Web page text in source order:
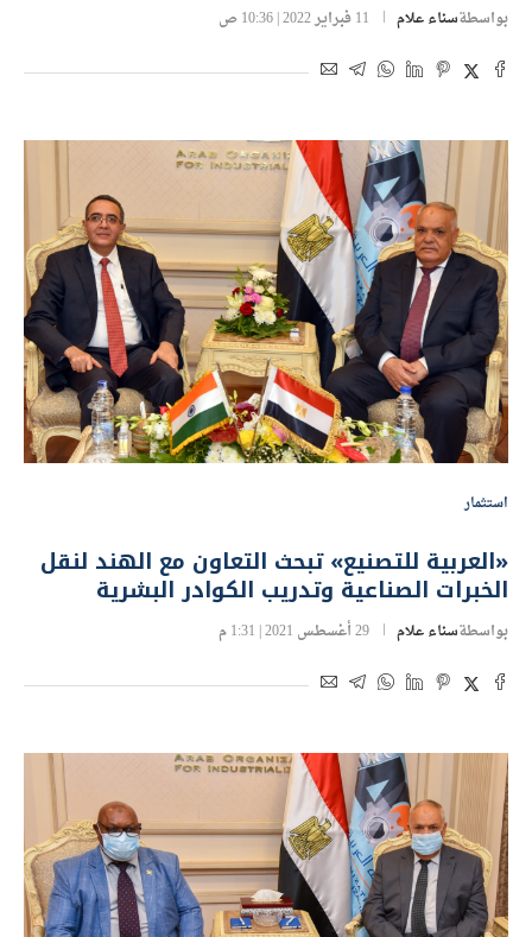
بواسطةسناء علام 11 فبراير 2022 | 10:36 ص
استثمار
«العربية للتصنيع» تبحث التعاون مع الهند لنقل
الخبرات الصناعية وتدريب الكوادر البشرية
بواسطةسناء علام 29 أغسطس 2021 | 1:31 م